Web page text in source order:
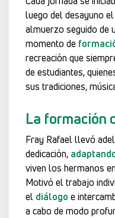
luego del desayuno
almuerzo seguido de
momento de
recreación que
de estudiantes,
sus tradiciones,
La formación
Fray Rafael llevó
dedicación,
viven los hermanos
Motivó el trabajo
el diálogo e
a cabo de modo